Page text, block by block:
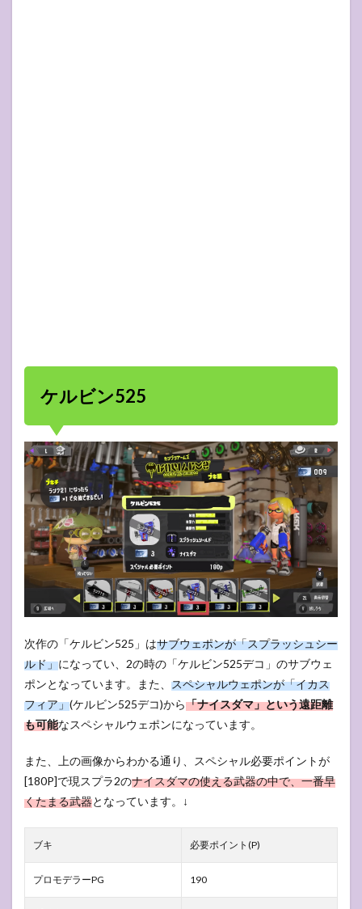
ケルビン525
次作の「ケルビン525」はサブウェポンが「スプラッシュシー
ルド」になってい、2の時の「ケルビン525デコ」のサブウェ
ポンとなっています。また、 スペシャルウェポンが「イカス
フィア」(ケルビン525デコ)から「ナイスダマ」という遠距離
も可能なスペシャルウェポンになっています。
また、上の画像からわかる通り、スペシャル必要ポイントが
[180P]で現スプラ2のナイスダマの使える武器の中で、一番早
くたまる武器となっています。↓
ブキ 必要ポイント(P)
プロモデラーPG 190